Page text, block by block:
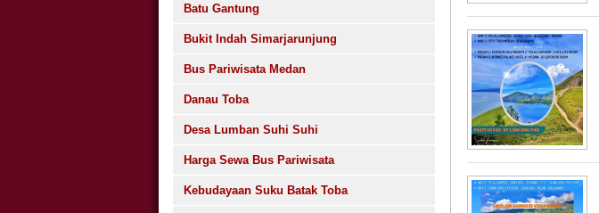
Batu Gantung
Bukit Indah Simarjarunjung
Bus Pariwisata Medan
Danau Toba
Desa Lumban Suhi Suhi
Harga Sewa Bus Pariwisata
Kebudayaan Suku Batak Toba